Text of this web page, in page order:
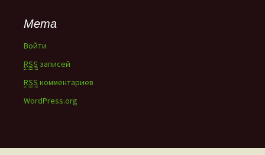
Мета
Войти
RSS записей
RSS комментариев
WordPress.org